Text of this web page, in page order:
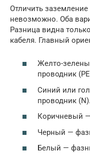
Отличить
невозможно. Оба
Разница видна
кабеля. Главный
Желто-
проводник
Синий или
проводник (N).
Коричневый
Черный —
Белый —